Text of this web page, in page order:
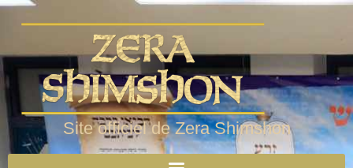
Site officiel de Zera Shimshon